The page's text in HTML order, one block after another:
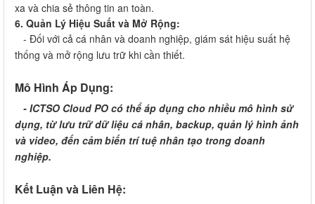
xa và chia sẻ thông tin an toàn.
6. Quản Lý Hiệu Suất và Mở Rộng:
- Đối với cả cá nhân và doanh nghiệp, giám sát hiệu suất hệ
thống và mở rộng lưu trữ khi cần thiết.
Mô Hình Áp Dụng:
- ICTSO Cloud PO có thể áp dụng cho nhiều mô hình sử
dụng, từ lưu trữ dữ liệu cá nhân, backup, quản lý hình ảnh
và video, đến cảm biến trí tuệ nhân tạo trong doanh
nghiệp.
Kết Luận và Liên Hệ: